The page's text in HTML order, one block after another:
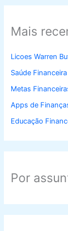
Mais
Licoes Warren
Saúde
Metas
Apps de
Educação
Por